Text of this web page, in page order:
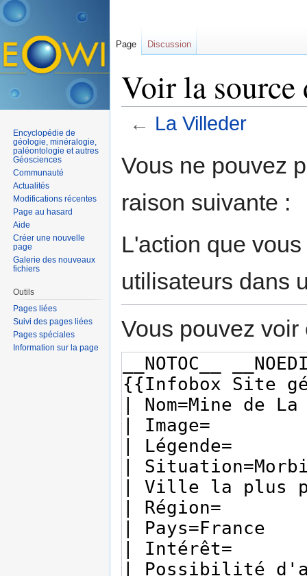
Voir la
← La Villeder
Vous ne pouvez
raison suivante :
L'action que
utilisateurs dans
Vous pouvez
Page Discussion
Encyclopédie de
géologie, minéralogie,
paléontologie et autres
Géosciences
Communauté
Actualités
Modifications récentes
Page au hasard
Aide
Créer une nouvelle
page
Galerie des nouveaux
fichiers
Outils
Pages liées
Suivi des pages liées
Pages spéciales
Information sur la page